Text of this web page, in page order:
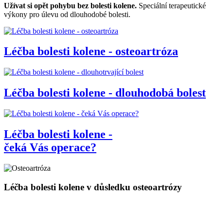
Užívat si opět pohybu bez bolesti kolene. Speciální terapeutické
výkony pro úlevu od dlouhodobé bolesti.
Léčba bolesti kolene - osteoartróza
Léčba bolesti kolene - dlouhodobá bolest
Léčba bolesti kolene -
čeká Vás operace?
Léčba bolesti kolene v důsledku osteoartrózy